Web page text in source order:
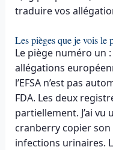
traduire vos
Les pièges que je vois le
Le piège numéro un
allégations
l’EFSA n’est pas
FDA. Les deux
partiellement. J’ai
cranberry copier
infections urinaires.